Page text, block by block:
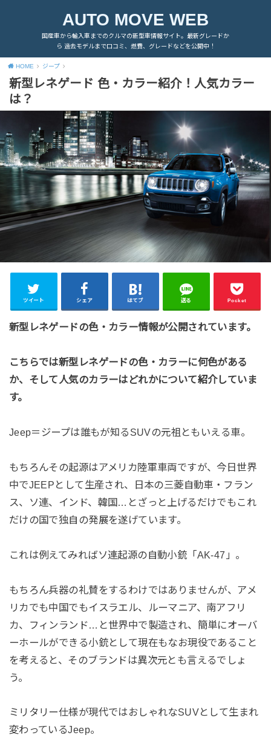
AUTO MOVE WEB
国産車から輸入車までのクルマの新型車情報サイト。最新グレードか
ら 過去モデルまで口コミ、燃費、グレードなどを公開中！
HOME ジープ
新型レネゲード 色・カラー紹介！人気カラー
は？
ツイート シェア はてブ 送る Pocket
新型レネゲードの色・カラー情報が公開されています。
こちらでは新型レネゲードの色・カラーに何色がある
か、そして人気のカラーはどれかについて紹介していま
す。
Jeep＝ジープは誰もが知るSUVの元祖ともいえる車。
もちろんその起源はアメリカ陸軍車両ですが、今日世界
中でJEEPとして生産され、日本の三菱自動車・フラン
ス、ソ連、インド、韓国…とざっと上げるだけでもこれ
だけの国で独自の発展を遂げています。
これは例えてみればソ連起源の自動小銃「AK‐47」。
もちろん兵器の礼賛をするわけではありませんが、アメ
リカでも中国でもイスラエル、ルーマニア、南アフリ
カ、フィンランド…と世界中で製造され、簡単にオーバ
ーホールができる小銃として現在もなお現役であること
を考えると、そのブランドは異次元とも言えるでしょ
う。
ミリタリー仕様が現代ではおしゃれなSUVとして生まれ
変わっているJeep。